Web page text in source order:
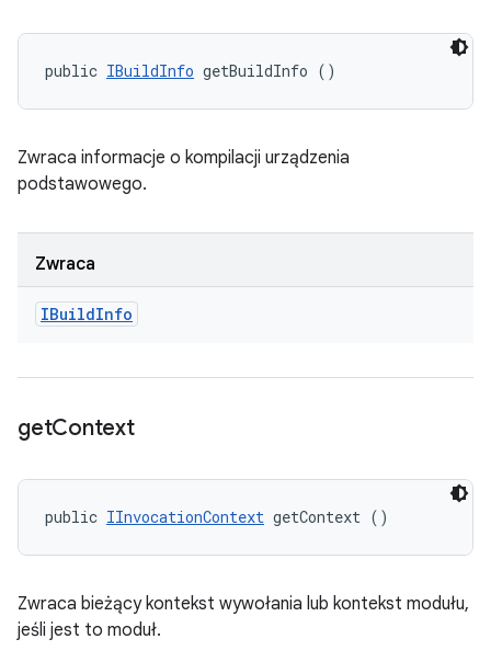
public IBuildInfo getBuildInfo ()
Zwraca informacje o kompilacji urządzenia
podstawowego.
Zwraca
IBuildInfo
getContext
public IInvocationContext getContext ()
Zwraca bieżący kontekst wywołania lub kontekst modułu,
jeśli jest to moduł.